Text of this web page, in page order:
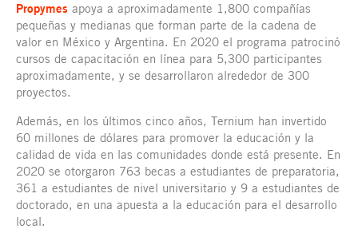
Propymes apoya a aproximadamente 1,800 compañías
pequeñas y medianas que forman parte de la cadena de
valor en México y Argentina. En 2020 el programa patrocinó
cursos de capacitación en línea para 5,300 participantes
aproximadamente, y se desarrollaron alrededor de 300
proyectos.
Además, en los últimos cinco años, Ternium han invertido
60 millones de dólares para promover la educación y la
calidad de vida en las comunidades donde está presente. En
2020 se otorgaron 763 becas a estudiantes de preparatoria,
361 a estudiantes de nivel universitario y 9 a estudiantes de
doctorado, en una apuesta a la educación para el desarrollo
local.